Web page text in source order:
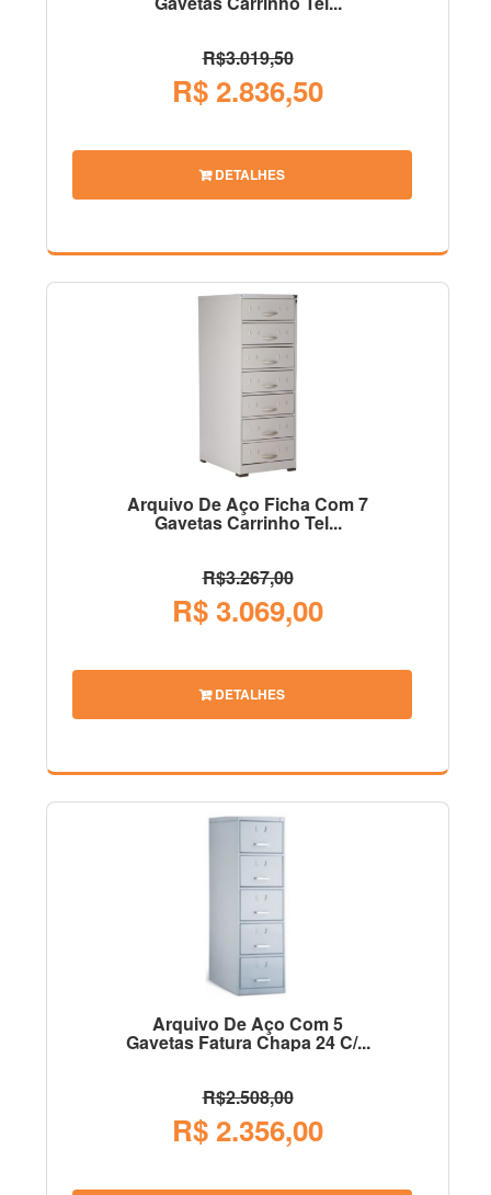
R$3.019,50
R$ 2.836,50
DETALHES
Arquivo De Aço Ficha Com 7
Gavetas Carrinho Tel...
R$3.267,00
R$ 3.069,00
DETALHES
Arquivo De Aço Com 5
Gavetas Fatura Chapa 24 C/...
R$2.508,00
R$ 2.356,00